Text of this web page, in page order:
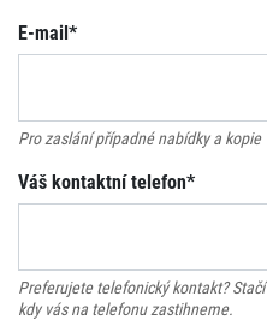
E-mail*
Pro zaslání případné nabídky a kopie
Váš kontaktní telefon*
Preferujete telefonický kontakt?
kdy vás na telefonu zastihneme.